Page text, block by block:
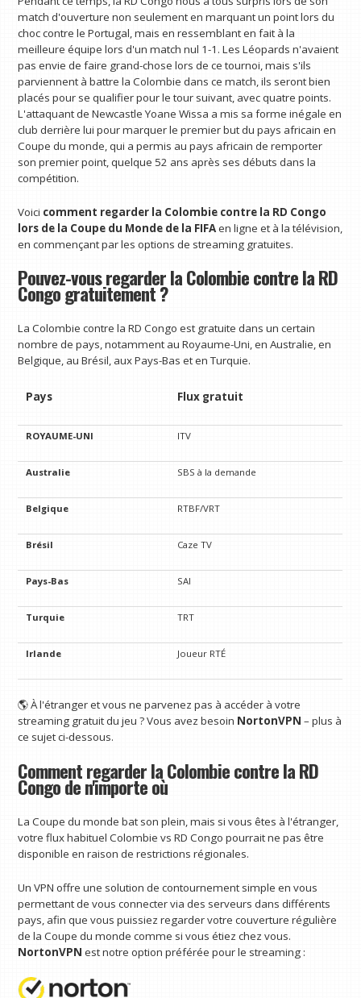
match d'ouverture non seulement en marquant un point lors du
choc contre le Portugal, mais en ressemblant en fait à la
meilleure équipe lors d'un match nul 1-1. Les Léopards n'avaient
pas envie de faire grand-chose lors de ce tournoi, mais s'ils
parviennent à battre la Colombie dans ce match, ils seront bien
placés pour se qualifier pour le tour suivant, avec quatre points.
L'attaquant de Newcastle Yoane Wissa a mis sa forme inégale en
club derrière lui pour marquer le premier but du pays africain en
Coupe du monde, qui a permis au pays africain de remporter
son premier point, quelque 52 ans après ses débuts dans la
compétition.
Voici comment regarder la Colombie contre la RD Congo
lors de la Coupe du Monde de la FIFAen ligne et à la télévision,
en commençant par les options de streaming gratuites.
Pouvez-vous regarder la Colombie contre la RD
Congo gratuitement ?
La Colombie contre la RD Congo est gratuite dans un certain
nombre de pays, notamment au Royaume-Uni, en Australie, en
Belgique, au Brésil, aux Pays-Bas et en Turquie.
Pays Flux gratuit
ROYAUME-UNI ITV
Australie SBS à la demande
Belgique RTBF/VRT
Brésil Caze TV
Pays-Bas SAI
Turquie TRT
Irlande Joueur RTÉ
🌎 À l'étranger et vous ne parvenez pas à accéder à votre
streaming gratuit du jeu ? Vous avez besoin NortonVPN – plus à
ce sujet ci-dessous.
Comment regarder la Colombie contre la RD
Congo de n'importe où
La Coupe du monde bat son plein, mais si vous êtes à l'étranger,
votre flux habituel Colombie vs RD Congo pourrait ne pas être
disponible en raison de restrictions régionales.
Un VPN offre une solution de contournement simple en vous
permettant de vous connecter via des serveurs dans différents
pays, afin que vous puissiez regarder votre couverture régulière
de la Coupe du monde comme si vous étiez chez vous.
NortonVPN est notre option préférée pour le streaming :